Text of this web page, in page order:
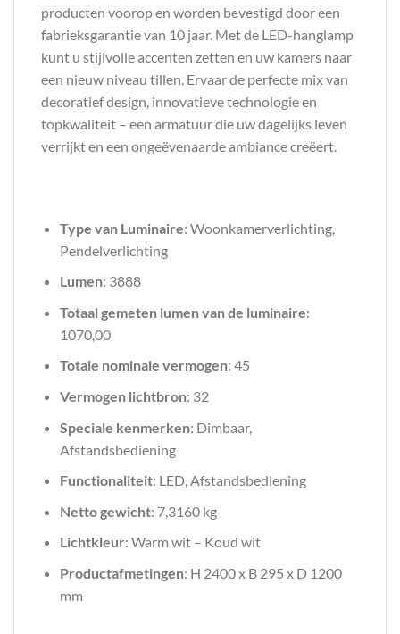
producten voorop en worden bevestigd door een
fabrieksgarantie van 10 jaar. Met de LED-hanglamp
kunt u stijlvolle accenten zetten en uw kamers naar
een nieuw niveau tillen. Ervaar de perfecte mix van
decoratief design, innovatieve technologie en
topkwaliteit – een armatuur die uw dagelijks leven
verrijkt en een ongeëvenaarde ambiance creëert.
Type van Luminaire: Woonkamerverlichting,
Pendelverlichting
Lumen: 3888
Totaal gemeten lumen van de luminaire:
1070,00
Totale nominale vermogen: 45
Vermogen lichtbron: 32
Speciale kenmerken: Dimbaar,
Afstandsbediening
Functionaliteit: LED, Afstandsbediening
Netto gewicht: 7,3160 kg
Lichtkleur: Warm wit – Koud wit
Productafmetingen: H 2400 x B 295 x D 1200
mm